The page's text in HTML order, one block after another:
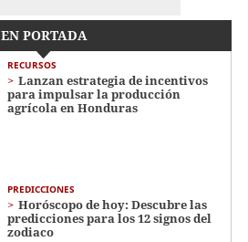
EN PORTADA
RECURSOS
Lanzan estrategia de incentivos
para impulsar la producción
agrícola en Honduras
PREDICCIONES
Horóscopo de hoy: Descubre las
predicciones para los 12 signos del
zodiaco